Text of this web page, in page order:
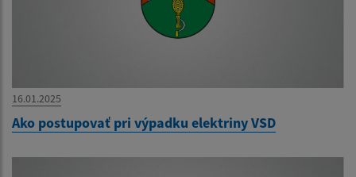
16.01.2025
Ako postupovať pri výpadku elektriny VSD